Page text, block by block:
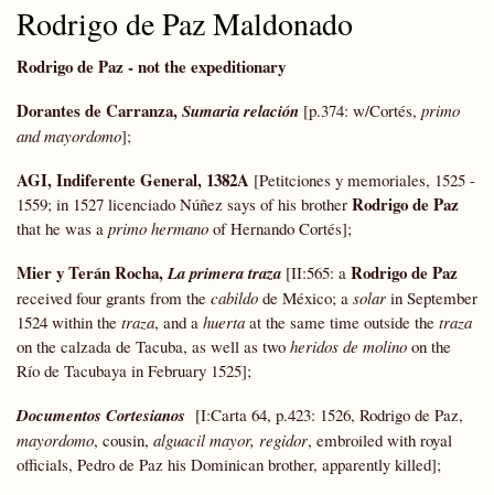
Rodrigo de Paz Maldonado
Rodrigo de Paz - not the expeditionary
Dorantes de Carranza,Sumaria relación [p.374: w/Cortés, primo
and mayordomo];
AGI, Indiferente General, 1382A [Petitciones y memoriales, 1525 -
1559; in 1527 licenciado Núñez says of his brother Rodrigo de Paz
that he was a primo hermano of Hernando Cortés];
Mier y Terán Rocha,La primera traza [II:565: a Rodrigo de Paz
received four grants from the cabildo de México; a solar in September
1524 within the traza, and a huerta at the same time outside the traza
on the calzada de Tacuba, as well as two heridos de molino on the
Río de Tacubaya in February 1525];
Documentos Cortesianos [I:Carta 64, p.423: 1526, Rodrigo de Paz,
mayordomo, cousin, alguacil mayor, regidor, embroiled with royal
officials, Pedro de Paz his Dominican brother, apparently killed];